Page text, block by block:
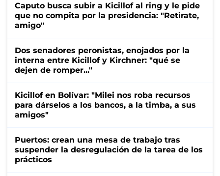
Caputo busca subir a Kicillof al ring y le pide
que no compita por la presidencia: "Retirate,
amigo"
Dos senadores peronistas, enojados por la
interna entre Kicillof y Kirchner: "qué se
dejen de romper..."
Kicillof en Bolívar: "Milei nos roba recursos
para dárselos a los bancos, a la timba, a sus
amigos"
Puertos: crean una mesa de trabajo tras
suspender la desregulación de la tarea de los
prácticos